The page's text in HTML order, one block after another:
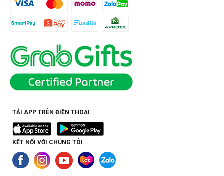
TẢI APP TRÊN ĐIỆN THOẠI
KẾT NỐI VỚI CHÚNG TÔI